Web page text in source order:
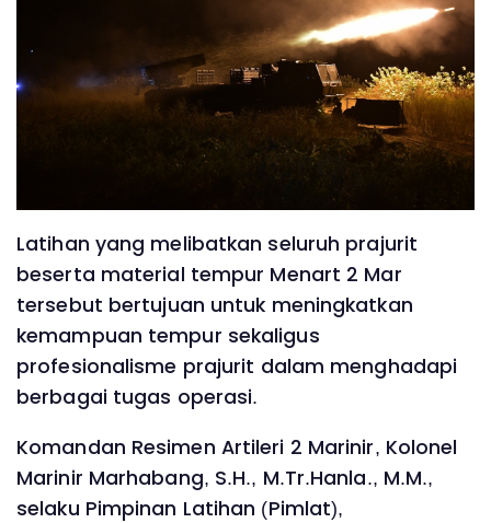
Latihan yang melibatkan seluruh prajurit
beserta material tempur Menart 2 Mar
tersebut bertujuan untuk meningkatkan
kemampuan tempur sekaligus
profesionalisme prajurit dalam menghadapi
berbagai tugas operasi.
Komandan Resimen Artileri 2 Marinir, Kolonel
Marinir Marhabang, S.H., M.Tr.Hanla., M.M.,
selaku Pimpinan Latihan (Pimlat),